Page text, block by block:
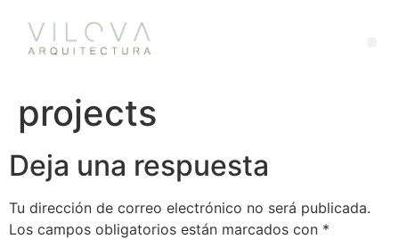
projects
Deja una respuesta
Tu dirección de correo electrónico no será publicada.
Los campos obligatorios están marcados con *